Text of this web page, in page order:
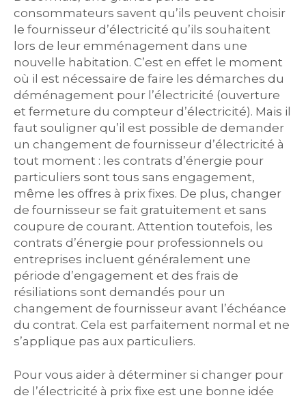
consommateurs savent qu’ils peuvent choisir
le fournisseur d’électricité qu’ils souhaitent
lors de leur emménagement dans une
nouvelle habitation. C’est en effet le moment
où il est nécessaire de faire les démarches du
déménagement pour l’électricité (ouverture
et fermeture du compteur d’électricité). Mais il
faut souligner qu’il est possible de demander
un changement de fournisseur d’électricité à
tout moment : les contrats d’énergie pour
particuliers sont tous sans engagement,
même les offres à prix fixes. De plus, changer
de fournisseur se fait gratuitement et sans
coupure de courant. Attention toutefois, les
contrats d’énergie pour professionnels ou
entreprises incluent généralement une
période d’engagement et des frais de
résiliations sont demandés pour un
changement de fournisseur avant l’échéance
du contrat. Cela est parfaitement normal et ne
s’applique pas aux particuliers.
Pour vous aider à déterminer si changer pour
de l’électricité à prix fixe est une bonne idée